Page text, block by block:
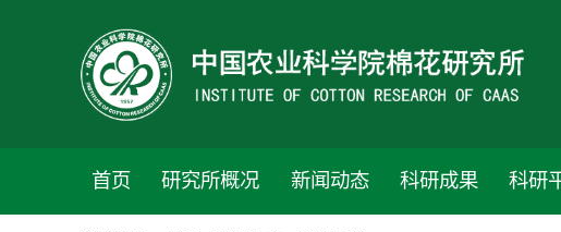
首页 研究所概况 新闻动态 科研成果 科研